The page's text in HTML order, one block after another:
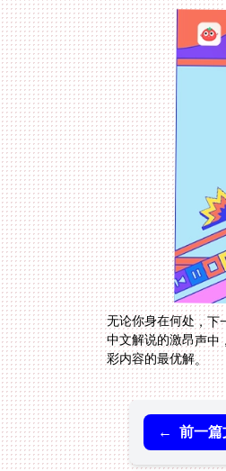
无论你身在何处，下
中文解说的激昂声中
彩内容的最优解。
← 前一篇